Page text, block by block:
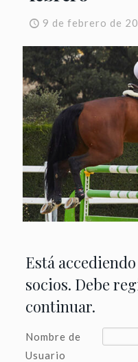
9 de febrero de
Está
socios. Debe
continuar.
Nombre de
Usuario